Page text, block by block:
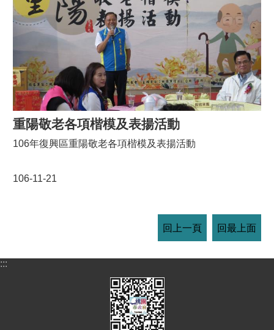
重陽敬老各項楷模及表揚活動
106-11-21
106年復興區重陽敬老各項楷模及表揚活動
回上一頁 回最上面
:::